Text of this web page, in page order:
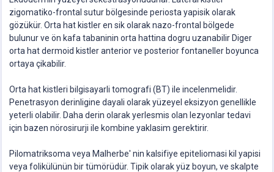
zigomatiko-frontal sutur bölgesinde periosta yapisik olarak
gözükür. Orta hat kistler en sik olarak nazo-frontal bölgede
bulunur ve ön kafa tabaninin orta hattina dogru uzanabilir Diger
orta hat dermoid kistler anterior ve posterior fontaneller boyunca
ortaya çikabilir.
Orta hat kistleri bilgisayarli tomografi (BT) ile incelenmelidir.
Penetrasyon derinligine dayali olarak yüzeyel eksizyon genellikle
yeterli olabilir. Daha derin olarak yerlesmis olan lezyonlar tedavi
için bazen nörosirurji ile kombine yaklasim gerektirir.
Pilomatriksoma veya Malherbe' nin kalsifiye epiteliomasi kil yapisi
veya folikülünün bir tümörüdür. Tipik olarak yüz boyun, ve skalpte